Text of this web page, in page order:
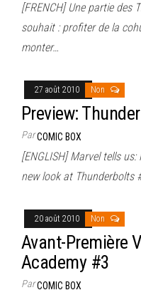
[FRENCH] Une partie des
souhait : profiter de la
monter…
27 août 2010 Non
Preview:
ParCOMIC BOX
[ENGLISH] Marvel tells
new look at Thunderbolts
20 août 2010 Non
Avant-Première
Academy #3
ParCOMIC BOX